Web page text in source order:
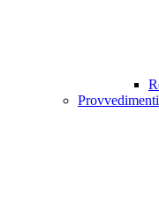
Provvedimenti